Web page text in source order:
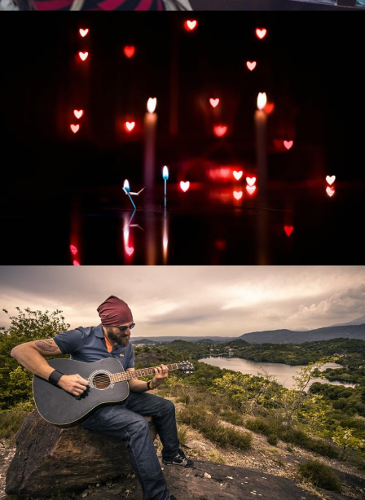
Развитие интернет-магазина "Всё для
праздника"
Смотреть проект
Перевод интернет-магазина
Guitaramania.ru на 1С-Битрикс
Смотреть проект